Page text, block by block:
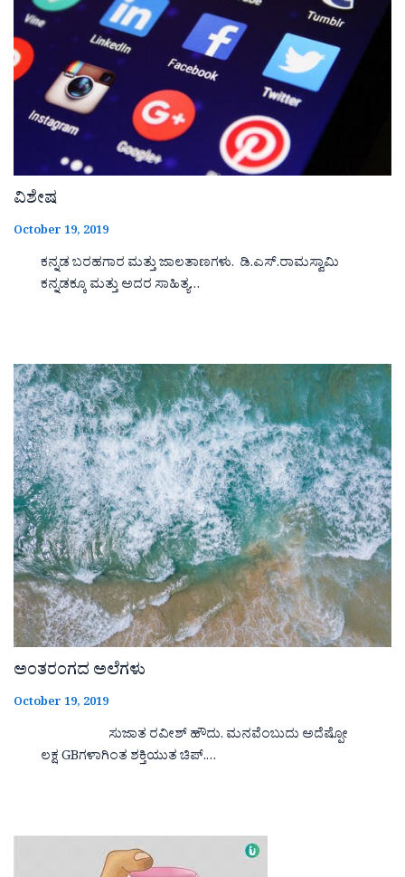
ವಿಶೇಷ
October 19, 2019
ಕನ್ನಡ ಬರಹಗಾರ ಮತ್ತು ಜಾಲತಾಣಗಳು. ಡಿ.ಎಸ್.ರಾಮಸ್ವಾಮಿ
ಕನ್ನಡಕ್ಕೂ ಮತ್ತು ಅದರ ಸಾಹಿತ್ಯ…
ಅಂತರಂಗದ ಅಲೆಗಳು
October 19, 2019
ಸುಜಾತ ರವೀಶ್ ಹೌದು. ಮನವೆಂಬುದು ಅದೆಷ್ಪೋ
ಲಕ್ಷ GBಗಳಾಗಿಂತ ಶಕ್ತಿಯುತ ಚಿಪ್.…